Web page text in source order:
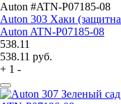
Auton #ATN-P07185-08
Auton 303 Хаки
Auton ATN-P07185-08
538.11
538.11 руб.
+ 1 -